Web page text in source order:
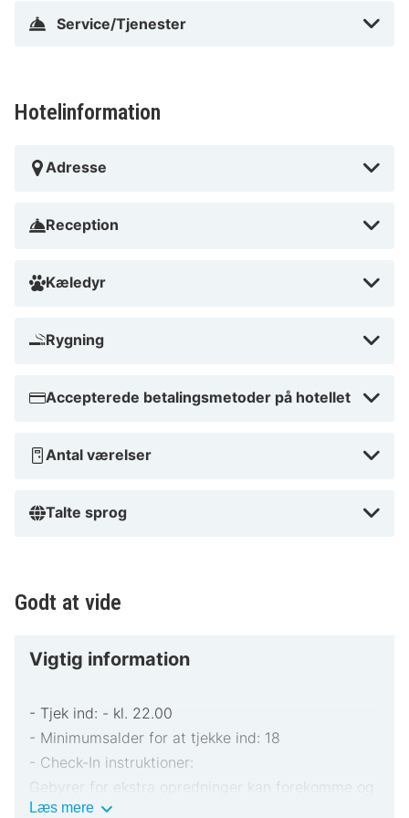
Service/Tjenester
Hotelinformation
Adresse
Reception
Kæledyr
Rygning
Accepterede betalingsmetoder på hotellet
Antal værelser
Talte sprog
Godt at vide
Vigtig information
- Tjek ind: - kl. 22.00
- Minimumsalder for at tjekke ind: 18
- Check-In instruktioner:
Gebyrer for ekstra opredninger kan forekomme og
varierer afhængigt af overnatningsstedets politik
Læs mereVigtig